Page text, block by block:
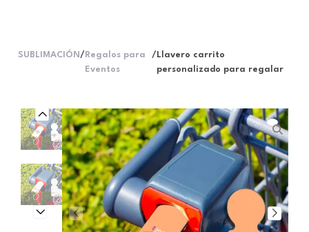
SUBLIMACIÓN / Regalos para
Eventos
/ Llavero carrito
personalizado para regalar